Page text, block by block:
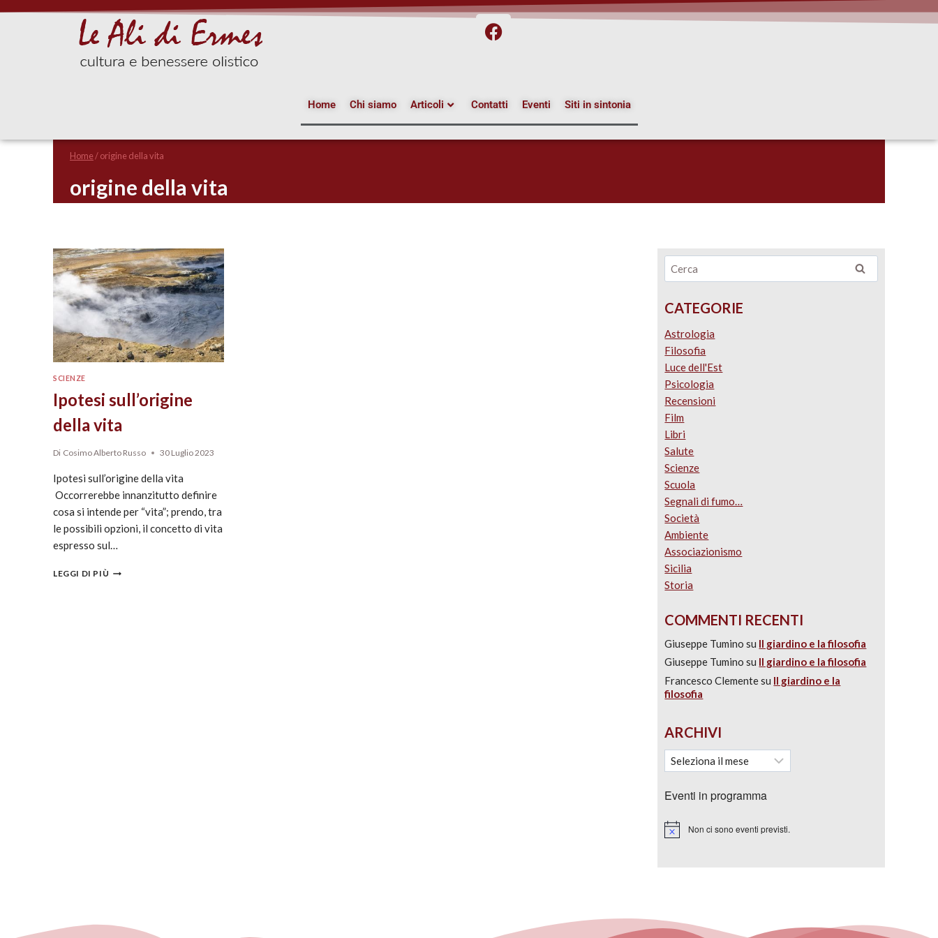
Home Chi siamo Articoli Contatti Eventi Siti in sintonia
Home/origine della vita
origine della vita
SCIENZE
Ipotesi sull’origine
della vita
Di Cosimo Alberto Russo 30 Luglio 2023
Ipotesi sull’origine della vita
Occorrerebbe innanzitutto definire
cosa si intende per “vita”; prendo, tra
le possibili opzioni, il concetto di vita
espresso sul…
LEGGI DI PIÙ
CATEGORIE
Astrologia
Filosofia
Luce dell'Est
Psicologia
Recensioni
Film
Libri
Salute
Scienze
Scuola
Segnali di fumo…
Società
Ambiente
Associazionismo
Sicilia
Storia
COMMENTI RECENTI
Giuseppe Tumino su Il giardino e la filosofia
Giuseppe Tumino su Il giardino e la filosofia
Francesco Clementesu Il giardino e la
filosofia
ARCHIVI
Eventi in programma
Notice Non ci sono eventi previsti.